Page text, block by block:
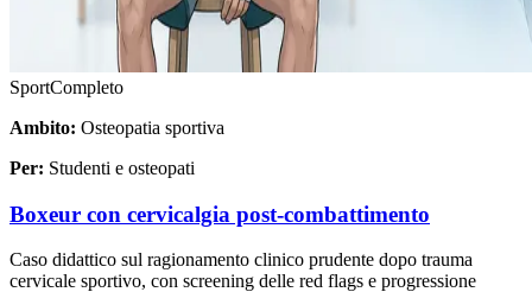
SportCompleto
Ambito: Osteopatia sportiva
Per: Studenti e osteopati
Boxeur con cervicalgia post-combattimento
Caso didattico sul ragionamento clinico prudente dopo trauma
cervicale sportivo, con screening delle red flags e progressione